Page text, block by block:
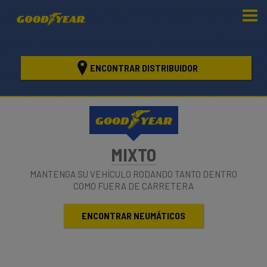
ENCONTRAR DISTRIBUIDOR
GOOD YEAR
MIXTO
MANTENGA SU VEHÍCULO RODANDO TANTO DENTRO
COMO FUERA DE CARRETERA
ENCONTRAR NEUMÁTICOS